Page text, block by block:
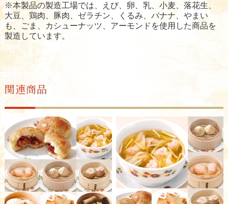
※本製品の製造工場では、えび、卵、乳、小麦、落花生、
大豆、鶏肉、豚肉、ゼラチン、くるみ、バナナ、やまい
も、ごま、カシューナッツ、アーモンドを使用した商品を
製造しています。
関連商品